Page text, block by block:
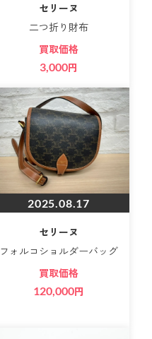
セリーヌ
二つ折り財布
買取価格
3,000円
2025.08.17
セリーヌ
フォルコショルダーバッグ
買取価格
120,000円